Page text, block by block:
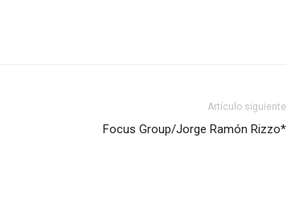
Artículo siguiente
Focus Group/Jorge Ramón Rizzo*